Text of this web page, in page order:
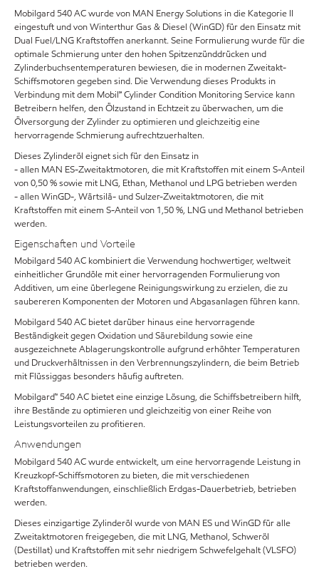
Mobilgard 540 AC wurde von MAN Energy Solutions in die Kategorie II
eingestuft und von Winterthur Gas & Diesel (WinGD) für den Einsatz mit
Dual Fuel/LNG Kraftstoffen anerkannt. Seine Formulierung wurde für die
optimale Schmierung unter den hohen Spitzenzünddrücken und
Zylinderbuchsentemperaturen bewiesen, die in modernen Zweitakt-
Schiffsmotoren gegeben sind. Die Verwendung dieses Produkts in
Verbindung mit dem Mobil℠ Cylinder Condition Monitoring Service kann
Betreibern helfen, den Ölzustand in Echtzeit zu überwachen, um die
Ölversorgung der Zylinder zu optimieren und gleichzeitig eine
hervorragende Schmierung aufrechtzuerhalten.
Dieses Zylinderöl eignet sich für den Einsatz in
- allen MAN ES-Zweitaktmotoren, die mit Kraftstoffen mit einem S-Anteil
von 0,50 % sowie mit LNG, Ethan, Methanol und LPG betrieben werden
- allen WinGD-, Wärtsilä- und Sulzer-Zweitaktmotoren, die mit
Kraftstoffen mit einem S-Anteil von 1,50 %, LNG und Methanol betrieben
werden.
Eigenschaften und Vorteile
Mobilgard 540 AC kombiniert die Verwendung hochwertiger, weltweit
einheitlicher Grundöle mit einer hervorragenden Formulierung von
Additiven, um eine überlegene Reinigungswirkung zu erzielen, die zu
saubereren Komponenten der Motoren und Abgasanlagen führen kann.
Mobilgard 540 AC bietet darüber hinaus eine hervorragende
Beständigkeit gegen Oxidation und Säurebildung sowie eine
ausgezeichnete Ablagerungskontrolle aufgrund erhöhter Temperaturen
und Druckverhältnissen in den Verbrennungszylindern, die beim Betrieb
mit Flüssiggas besonders häufig auftreten.
Mobilgard™ 540 AC bietet eine einzige Lösung, die Schiffsbetreibern hilft,
ihre Bestände zu optimieren und gleichzeitig von einer Reihe von
Leistungsvorteilen zu profitieren.
Anwendungen
Mobilgard 540 AC wurde entwickelt, um eine hervorragende Leistung in
Kreuzkopf-Schiffsmotoren zu bieten, die mit verschiedenen
Kraftstoffanwendungen, einschließlich Erdgas-Dauerbetrieb, betrieben
werden.
Dieses einzigartige Zylinderöl wurde von MAN ES und WinGD für alle
Zweitaktmotoren freigegeben, die mit LNG, Methanol, Schweröl
(Destillat) und Kraftstoffen mit sehr niedrigem Schwefelgehalt (VLSFO)
betrieben werden.